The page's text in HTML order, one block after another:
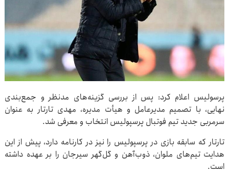
پرسولیس اعلام کرد: پس از بررسی گزینه‌های مدنظر و جمع‌بندی
نهایی، با تصمیم مدیرعامل و هیأت مدیره، مهدی تارتار به عنوان
سرمربی جدید تیم فوتبال پرسپولیس انتخاب و معرفی شد.
تارتار که سابقه بازی در پرسپولیس را نیز در کارنامه دارد، پیش از این
هدایت تیم‌های ملوان، ذوب‌آهن و گل‌گهر سیرجان را بر عهده داشته
است.